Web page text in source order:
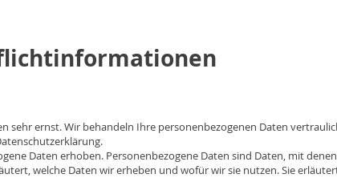
sehr ernst. Wir behandeln Ihre personenbezogenen Daten
Daten erhoben. Personenbezogene Daten sind Daten, mit
welche Daten wir erheben und wofür wir sie nutzen. Sie